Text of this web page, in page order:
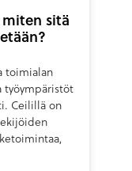
sitä
toimialan
työympäristöt
Ceilillä on